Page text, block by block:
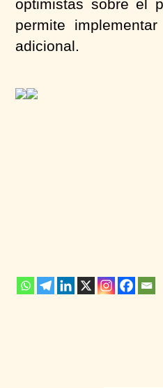
optimistas sobre el
permite
adicional.